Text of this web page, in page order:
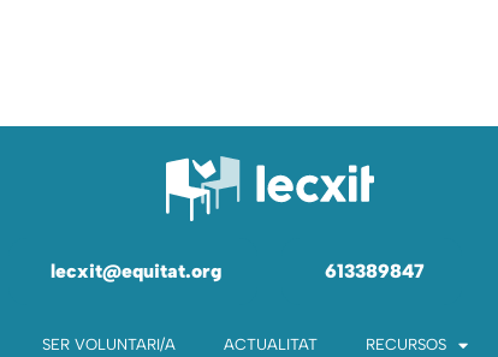
lecxit@equitat.org 613389847
SER VOLUNTARI/A ACTUALITAT RECURSOS